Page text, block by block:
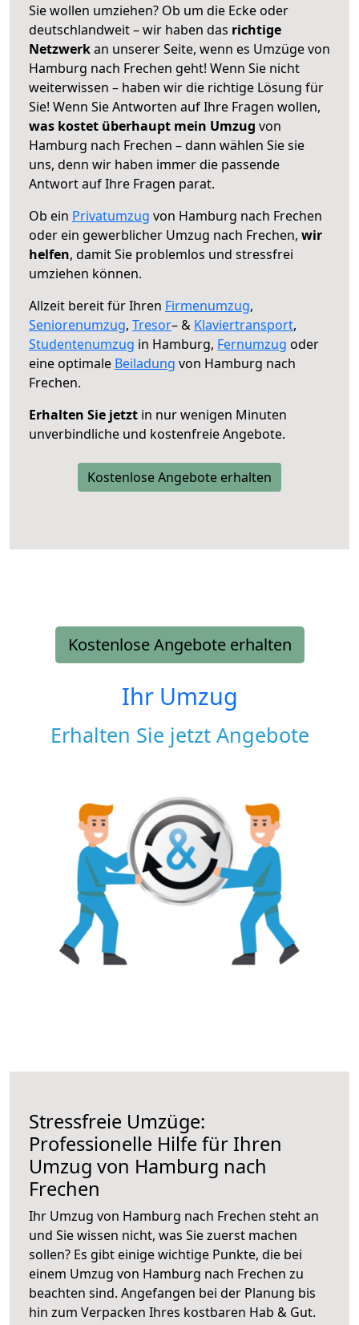
Sie wollen umziehen? Ob um die Ecke oder
deutschlandweit – wir haben das richtige
Netzwerkan unserer Seite, wenn es Umzüge von
Hamburg nach Frechen geht! Wenn Sie nicht
weiterwissen – haben wir die richtige Lösung für
Sie! Wenn Sie Antworten auf Ihre Fragen wollen,
was kostet überhaupt mein Umzug von
Hamburg nach Frechen – dann wählen Sie sie
uns, denn wir haben immer die passende
Antwort auf Ihre Fragen parat.
Ob ein Privatumzug von Hamburg nach Frechen
oder ein gewerblicher Umzug nach Frechen, wir
helfen, damit Sie problemlos und stressfrei
umziehen können.
Allzeit bereit für Ihren Firmenumzug,
Seniorenumzug, Tresor– & Klaviertransport,
Studentenumzug in Hamburg, Fernumzug oder
eine optimale Beiladung von Hamburg nach
Frechen.
Erhalten Sie jetzt in nur wenigen Minuten
unverbindliche und kostenfreie Angebote.
Kostenlose Angebote erhalten
Kostenlose Angebote erhalten
Ihr Umzug
Erhalten Sie jetzt Angebote
Stressfreie Umzüge:
Professionelle Hilfe für Ihren
Umzug von Hamburg nach
Frechen
Ihr Umzug von Hamburg nach Frechen steht an
und Sie wissen nicht, was Sie zuerst machen
sollen? Es gibt einige wichtige Punkte, die bei
einem Umzug von Hamburg nach Frechen zu
beachten sind. Angefangen bei der Planung bis
hin zum Verpacken Ihres kostbaren Hab & Gut.